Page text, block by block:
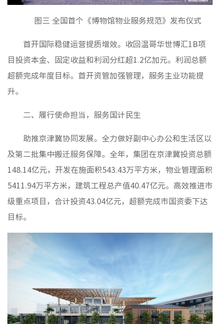
图三 全国首个《博物馆物业服务规范》发布仪式
首开国际稳健运营提质增效。收回温哥华世博汇1B项
目投资本金、固定收益和利润分红超1.2亿加元。利润总额
超额完成年度目标。首开资管加强管理，服务主业功能提
升。
二、履行使命担当，服务国计民生
助推京津冀协同发展。全力做好副中心办公和生活区以
及第二批集中搬迁服务保障。全年，集团在京津冀投资总额
148.14亿元，开发在施面积543.43万平方米，物业管理面积
5411.94万平方米，建筑工程总产值40.47亿元。高效推进市
级重点项目，合计投资43.04亿元，超额完成市国资委下达
目标。